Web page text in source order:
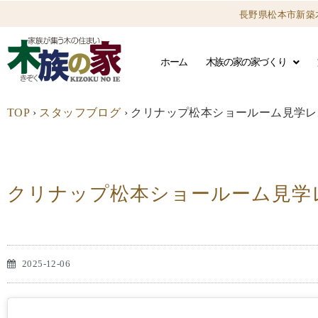
長野県松本市新
ホーム 木族の家の家づくり
TOP › スタッフブログ › クリナップ松本ショールーム見学
クリナップ松本ショールーム見学
2025-12-06